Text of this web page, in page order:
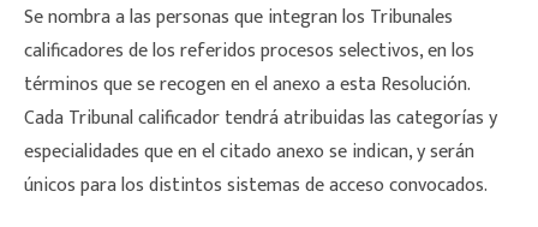
Se nombra a las personas que integran los Tribunales
calificadores de los referidos procesos selectivos, en los
términos que se recogen en el anexo a esta Resolución.
Cada Tribunal calificador tendrá atribuidas las categorías y
especialidades que en el citado anexo se indican, y serán
únicos para los distintos sistemas de acceso convocados.